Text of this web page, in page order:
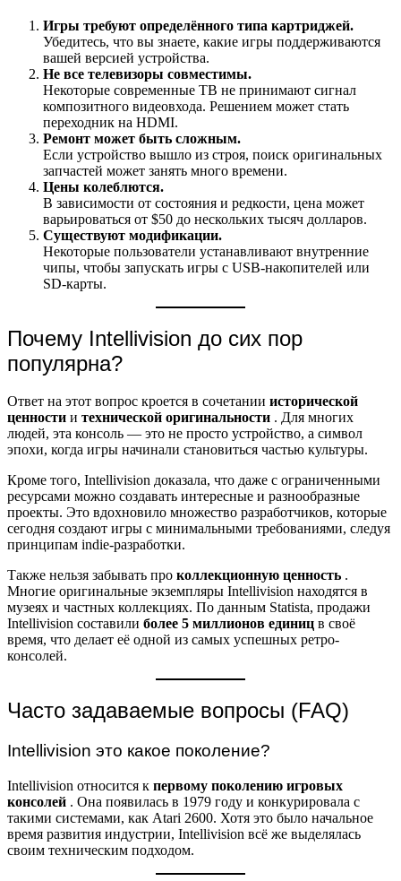
Игры требуют определённого типа картриджей.
Убедитесь, что вы знаете, какие игры поддерживаются
вашей версией устройства.
Не все телевизоры совместимы.
Некоторые современные ТВ не принимают сигнал
композитного видеовхода. Решением может стать
переходник на HDMI.
Ремонт может быть сложным.
Если устройство вышло из строя, поиск оригинальных
запчастей может занять много времени.
Цены колеблются.
В зависимости от состояния и редкости, цена может
варьироваться от $50 до нескольких тысяч долларов.
Существуют модификации.
Некоторые пользователи устанавливают внутренние
чипы, чтобы запускать игры с USB-накопителей или
SD-карты.
Почему Intellivision до сих пор
популярна?
Ответ на этот вопрос кроется в сочетании исторической
ценности и технической оригинальности . Для многих
людей, эта консоль — это не просто устройство, а символ
эпохи, когда игры начинали становиться частью культуры.
Кроме того, Intellivision доказала, что даже с ограниченными
ресурсами можно создавать интересные и разнообразные
проекты. Это вдохновило множество разработчиков, которые
сегодня создают игры с минимальными требованиями, следуя
принципам indie-разработки.
Также нельзя забывать про коллекционную ценность .
Многие оригинальные экземпляры Intellivision находятся в
музеях и частных коллекциях. По данным Statista, продажи
Intellivision составили более 5 миллионов единиц в своё
время, что делает её одной из самых успешных ретро-
консолей.
Часто задаваемые вопросы (FAQ)
Intellivision это какое поколение?
Intellivision относится к первому поколению игровых
консолей . Она появилась в 1979 году и конкурировала с
такими системами, как Atari 2600. Хотя это было начальное
время развития индустрии, Intellivision всё же выделялась
своим техническим подходом.